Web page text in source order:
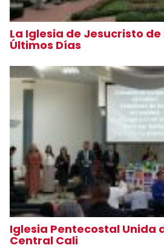
La Iglesia de Jesucristo de
Últimos Días
Iglesia Pentecostal Unida
Central Cali